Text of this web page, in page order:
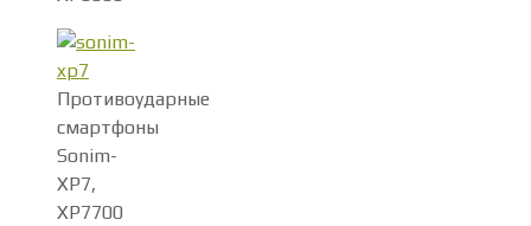
Противоударные
смартфоны
Sonim-
XP7,
XP7700